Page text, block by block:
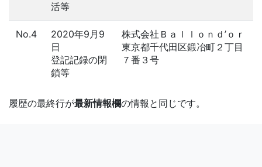
活等
No.4
2020年9月9
日
登記記録の閉
鎖等
株式会社Ｂａｌｌｏｎｄ’ｏｒ
東京都千代田区鍛冶町２丁目
７番３号
履歴の最終行が最新情報欄の情報と同じです。